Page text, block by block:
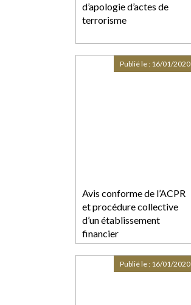
d’apologie d’actes de
terrorisme
Avis conforme de l’ACPR
et procédure collective
d’un établissement
financier
Publié le : 16/01/2020
Publié le : 16/01/2020